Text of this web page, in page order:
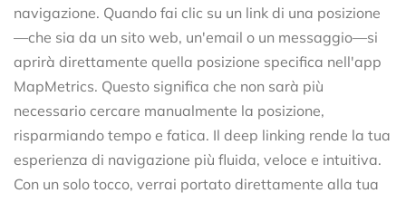
navigazione. Quando fai clic su un link di una posizione
—che sia da un sito web, un'email o un messaggio—si
aprirà direttamente quella posizione specifica nell'app
MapMetrics. Questo significa che non sarà più
necessario cercare manualmente la posizione,
risparmiando tempo e fatica. Il deep linking rende la tua
esperienza di navigazione più fluida, veloce e intuitiva.
Con un solo tocco, verrai portato direttamente alla tua